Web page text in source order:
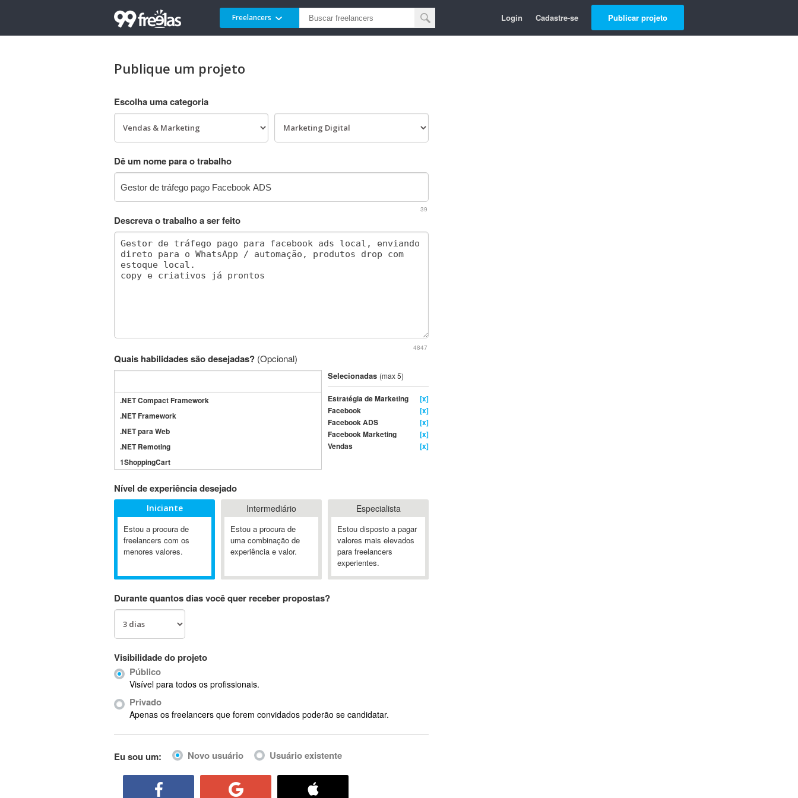
Freelancers Login Cadastre-se Publicar projeto
Publique um projeto
Escolha uma categoria
Dê um nome para o trabalho
39
Descreva o trabalho a ser feito
4847
Quais habilidades são desejadas? (Opcional)
.NET Compact Framework
.NET Framework
.NET para Web
.NET Remoting
1ShoppingCart
3GSM
4D Dimension
802.11
A&P
A-GPS
Ab Initio
ABIS
AbleCommerce
Ableton Live
Abstract Window Toolkit (AWT)
Selecionadas (max 5)
Estratégia de Marketing
[x]
Facebook
[x]
Facebook ADS
[x]
Facebook Marketing
[x]
Vendas
[x]
Nível de experiência desejado
Iniciante
Estou a procura de
freelancers com os
menores valores.
Intermediário
Estou a procura de
uma combinação de
experiência e valor.
Especialista
Estou disposto a pagar
valores mais elevados
para freelancers
experientes.
Durante quantos dias você quer receber propostas?
Visibilidade do projeto
Público
Visível para todos os profissionais.
Privado
Apenas os freelancers que forem convidados poderão se candidatar.
Eu sou um: Novo usuário Usuário existente